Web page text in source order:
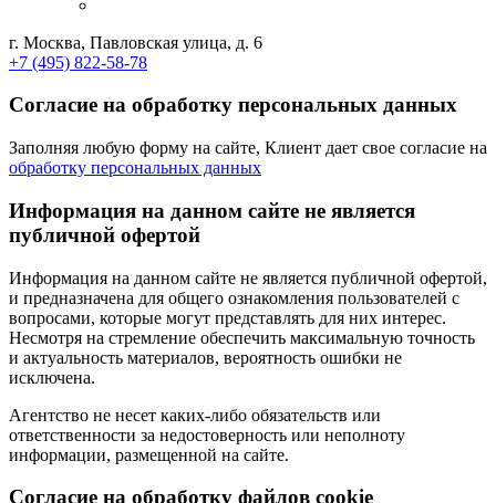
г. Москва, Павловская улица, д. 6
+7 (495) 822-58-78
Согласие на обработку персональных данных
Заполняя любую форму на сайте, Клиент дает свое согласие на
обработку персональных данных
Информация на данном сайте не является
публичной офертой
Информация на данном сайте не является публичной офертой,
и предназначена для общего ознакомления пользователей с
вопросами, которые могут представлять для них интерес.
Несмотря на стремление обеспечить максимальную точность
и актуальность материалов, вероятность ошибки не
исключена.
Агентство не несет каких-либо обязательств или
ответственности за недостоверность или неполноту
информации, размещенной на сайте.
Cогласие на обработку файлов cookie